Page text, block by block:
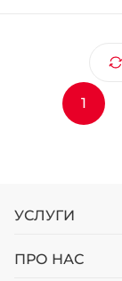
1
УСЛУГИ
ПРО НАС